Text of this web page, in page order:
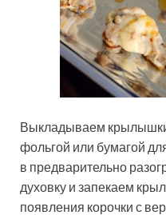
Выкладываем
фольгой или бумагой
в предварительно
духовку и запекаем
появления корочки с